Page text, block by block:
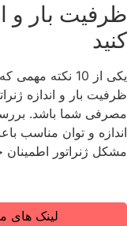
ظرفیت بار و
کنید
یکی از 10 نکته
ظرفیت بار و اندازه
مصرفی شما باشد.
اندازه و توان مناسب
مشکل ژنراتور اطمینان
لینک های